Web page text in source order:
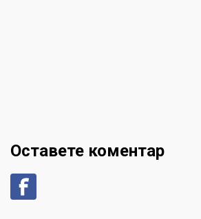
Оставете коментар